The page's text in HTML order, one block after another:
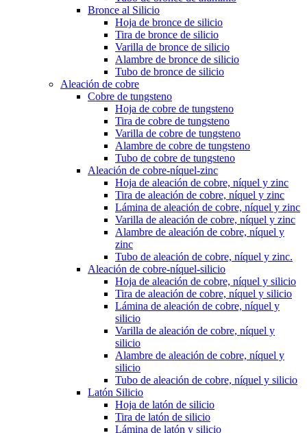
Bronce al Silicio
Hoja de bronce de silicio
Tira de bronce de silicio
Varilla de bronce de silicio
Alambre de bronce de silicio
Tubo de bronce de silicio
Aleación de cobre
Cobre de tungsteno
Hoja de cobre de tungsteno
Tira de cobre de tungsteno
Varilla de cobre de tungsteno
Alambre de cobre de tungsteno
Tubo de cobre de tungsteno
Aleación de cobre-níquel-zinc
Hoja de aleación de cobre, níquel y zinc
Tira de aleación de cobre, níquel y zinc
Lámina de aleación de cobre, níquel y zinc
Varilla de aleación de cobre, níquel y zinc
Alambre de aleación de cobre, níquel y
zinc
Tubo de aleación de cobre, níquel y zinc.
Aleación de cobre-níquel-silicio
Hoja de aleación de cobre, níquel y silicio
Tira de aleación de cobre, níquel y silicio
Lámina de aleación de cobre, níquel y
silicio
Varilla de aleación de cobre, níquel y
silicio
Alambre de aleación de cobre, níquel y
silicio
Tubo de aleación de cobre, níquel y silicio
Latón Silicio
Hoja de latón de silicio
Tira de latón de silicio
Lámina de latón y silicio